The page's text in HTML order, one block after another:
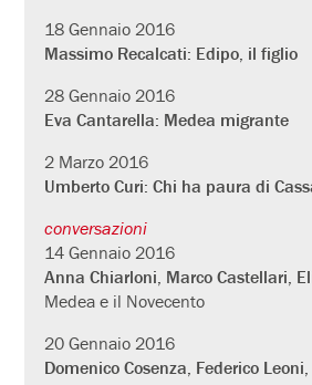
18 Gennaio 2016
Massimo Recalcati: Edipo, il figlio
28 Gennaio 2016
Eva Cantarella: Medea migrante
2 Marzo 2016
Umberto Curi: Chi ha paura di
conversazioni
14 Gennaio 2016
Anna Chiarloni, Marco Castellari,
Medea e il Novecento
20 Gennaio 2016
Domenico Cosenza, Federico